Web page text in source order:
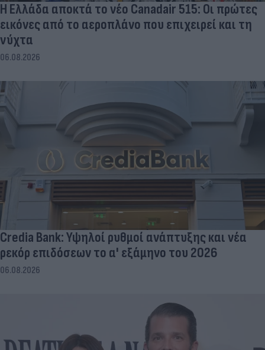
Η Ελλάδα αποκτά το νέο Canadair 515: Οι πρώτες
εικόνες από το αεροπλάνο που επιχειρεί και τη
νύχτα
06.08.2026
Credia Bank: Υψηλοί ρυθμοί ανάπτυξης και νέα
ρεκόρ επιδόσεων το α' εξάμηνο του 2026
06.08.2026